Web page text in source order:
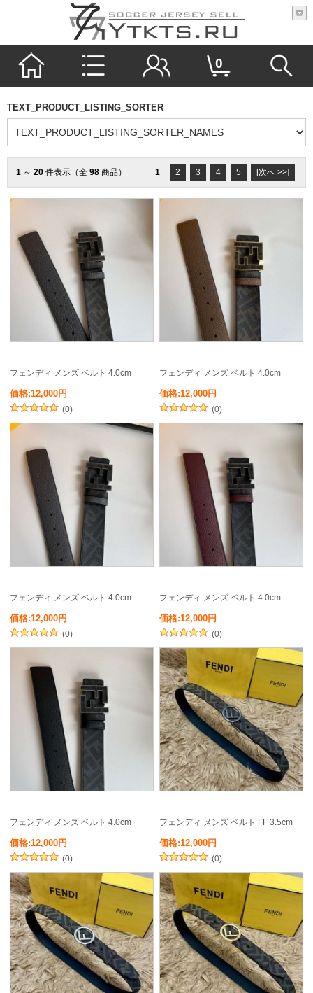
0
TEXT_PRODUCT_LISTING_SORTER
1 ～ 20 件表示（全 98 商品） 1 2 3 4 5 [次へ >>]
フェンディ メンズ ベルト 4.0cm
価格:12,000円
(0)
フェンディ メンズ ベルト 4.0cm
価格:12,000円
(0)
フェンディ メンズ ベルト 4.0cm
価格:12,000円
(0)
フェンディ メンズ ベルト 4.0cm
価格:12,000円
(0)
フェンディ メンズ ベルト 4.0cm
価格:12,000円
(0)
フェンディ メンズ ベルト FF 3.5cm
価格:12,000円
(0)